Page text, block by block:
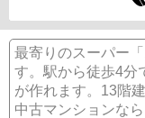
最寄りのスーパー
す。駅から徒歩4分
が作れます。13階
中古マンションな